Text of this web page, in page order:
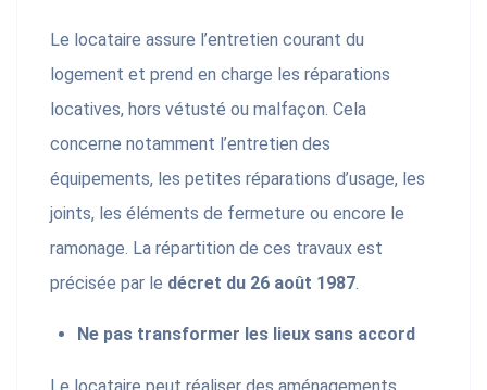
Le locataire assure l’entretien courant du
logement et prend en charge les réparations
locatives, hors vétusté ou malfaçon. Cela
concerne notamment l’entretien des
équipements, les petites réparations d’usage, les
joints, les éléments de fermeture ou encore le
ramonage. La répartition de ces travaux est
précisée par le décret du 26 août 1987.
Ne pas transformer les lieux sans accord